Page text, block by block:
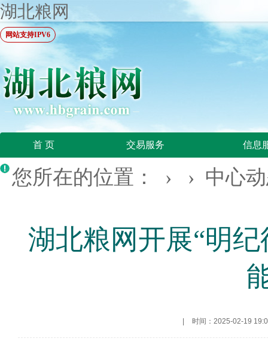
湖北粮网
网站支持IPV6
首 页 交易服务 信息
您所在的位置： › › 中心
湖北粮网开展“明
时间：2025-02-19